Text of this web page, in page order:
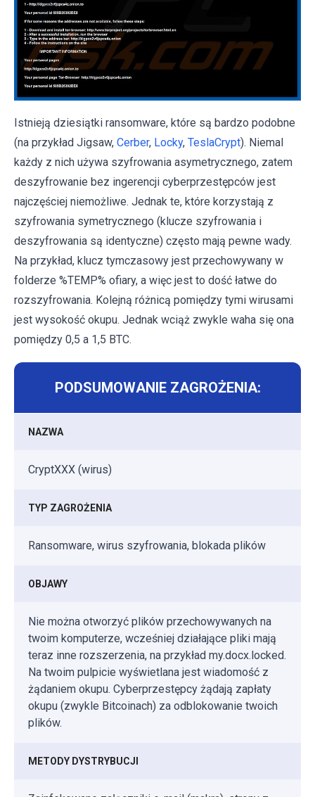
Istnieją dziesiątki ransomware, które są bardzo podobne
(na przykład Jigsaw, Cerber, Locky, TeslaCrypt). Niemal
każdy z nich używa szyfrowania asymetrycznego, zatem
deszyfrowanie bez ingerencji cyberprzestępców jest
najczęściej niemożliwe. Jednak te, które korzystają z
szyfrowania symetrycznego (klucze szyfrowania i
deszyfrowania są identyczne) często mają pewne wady.
Na przykład, klucz tymczasowy jest przechowywany w
folderze %TEMP% ofiary, a więc jest to dość łatwe do
rozszyfrowania. Kolejną różnicą pomiędzy tymi wirusami
jest wysokość okupu. Jednak wciąż zwykle waha się ona
pomiędzy 0,5 a 1,5 BTC.
PODSUMOWANIE ZAGROŻENIA:
NAZWA
CryptXXX (wirus)
TYP ZAGROŻENIA
Ransomware, wirus szyfrowania, blokada plików
OBJAWY
Nie można otworzyć plików przechowywanych na
twoim komputerze, wcześniej działające pliki mają
teraz inne rozszerzenia, na przykład my.docx.locked.
Na twoim pulpicie wyświetlana jest wiadomość z
żądaniem okupu. Cyberprzestępcy żądają zapłaty
okupu (zwykle Bitcoinach) za odblokowanie twoich
plików.
METODY DYSTRYBUCJI